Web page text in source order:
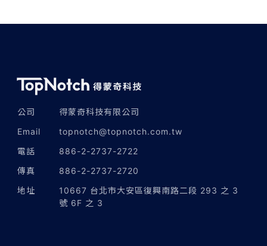
公司
得蒙奇科技有限公司
Email
topnotch@topnotch.com.tw
電話
886-2-2737-2722
傳真
886-2-2737-2720
地址
10667 台北市大安區復興南路二段 293 之 3
號 6F 之 3